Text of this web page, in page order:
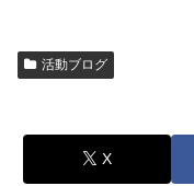
活動ブログ
X